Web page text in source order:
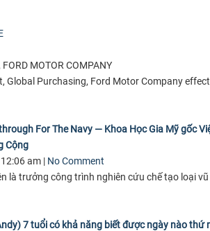
, FORD MOTOR COMPANY
Purchasing, Ford Motor Company
For The Navy — Khoa Học Gia Mỹ gốc
Cộng
am | No Comment
là trưởng công trình nghiên cứu chế tạo loại
7 tuổi có khả năng biết được ngày nào thứ